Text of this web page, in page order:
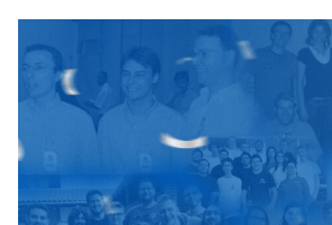
Trabalhe Conosco